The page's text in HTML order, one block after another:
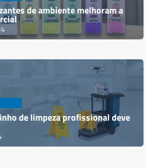
de ambiente melhoram a
de limpeza profissional deve